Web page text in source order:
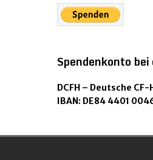
Spendenkonto
DCFH – Deutsche CF-
IBAN: DE84 4401